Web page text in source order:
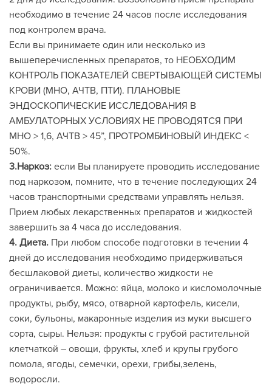
необходимо в течение 24 часов после исследования
под контролем врача.
Если вы принимаете один или несколько из
вышеперечисленных препаратов, то НЕОБХОДИМ
КОНТРОЛЬ ПОКАЗАТЕЛЕЙ СВЕРТЫВАЮЩЕЙ СИСТЕМЫ
КРОВИ (МНО, АЧТВ, ПТИ). ПЛАНОВЫЕ
ЭНДОСКОПИЧЕСКИЕ ИССЛЕДОВАНИЯ В
АМБУЛАТОРНЫХ УСЛОВИЯХ НЕ ПРОВОДЯТСЯ ПРИ
МНО > 1,6, АЧТВ > 45”, ПРОТРОМБИНОВЫЙ ИНДЕКС <
50%.
3.Наркоз: если Вы планируете проводить исследование
под наркозом, помните, что в течение последующих 24
часов транспортными средствами управлять нельзя.
Прием любых лекарственных препаратов и жидкостей
завершить за 4 часа до исследования.
4. Диета. При любом способе подготовки в течении 4
дней до исследования необходимо придерживаться
бесшлаковой диеты, количество жидкости не
ограничивается. Можно: яйца, молоко и кисломолочные
продукты, рыбу, мясо, отварной картофель, кисели,
соки, бульоны, макаронные изделия из муки высшего
сорта, сыры. Нельзя: продукты с грубой растительной
клетчаткой – овощи, фрукты, хлеб и крупы грубого
помола, ягоды, семечки, орехи, грибы,зелень,
водоросли.